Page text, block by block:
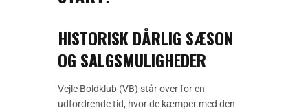
HISTORISK DÅRLIG SÆSON
OG SALGSMULIGHEDER
Vejle Boldklub (VB) står over for en
udfordrende tid, hvor de kæmper med den